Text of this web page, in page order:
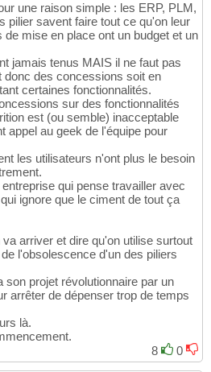
une raison simple : les ERP, PLM,
pilier savent faire tout ce qu'on leur
mise en place ont un budget et un
jamais tenus MAIS il ne faut pas
donc des concessions soit en
certaines fonctionnalités.
sur des fonctionnalités
est (ou semble) inacceptable
appel au geek de l'équipe pour
les utilisateurs n'ont plus le besoin
qui pense travailler avec
ignore que le ciment de tout ça
arriver et dire qu'on utilise surtout
l'obsolescence d'un des piliers
son projet révolutionnaire par un
arrêter de dépenser trop de temps
là.
8
0